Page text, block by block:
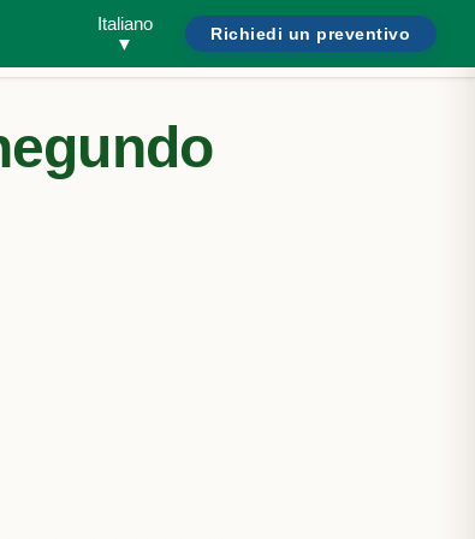
Italiano
▼
Richiedi un preventivo
Cerca parassiti o abitazioni... / Bisogno di aiuto?